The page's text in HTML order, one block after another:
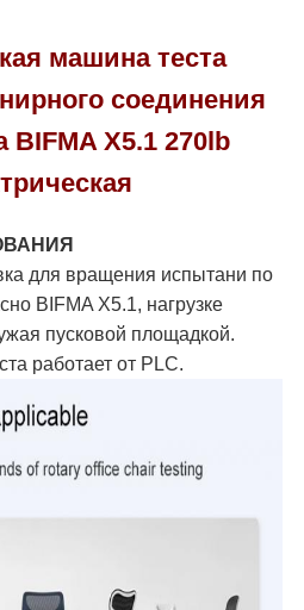
машина теста
соединения
BIFMA X5.1 270lb
для вращения испытани по
BIFMA X5.1, нагрузке
пусковой площадкой.
работает от PLC.